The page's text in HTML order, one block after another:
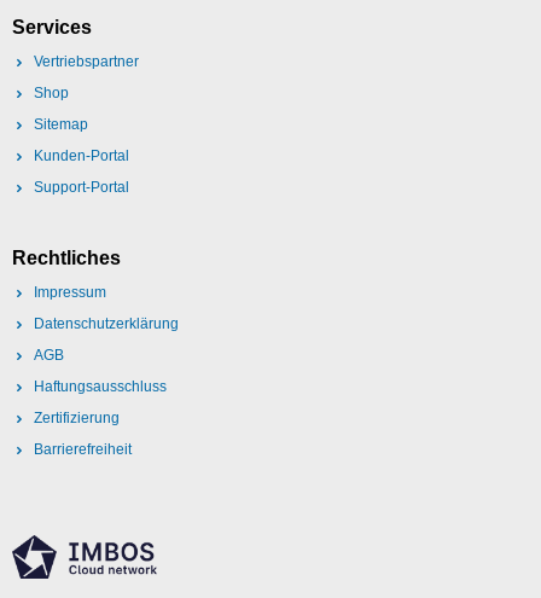
Services
Vertriebspartner
Shop
Sitemap
Kunden-Portal
Support-Portal
Rechtliches
Impressum
Datenschutzerklärung
AGB
Haftungsausschluss
Zertifizierung
Barrierefreiheit